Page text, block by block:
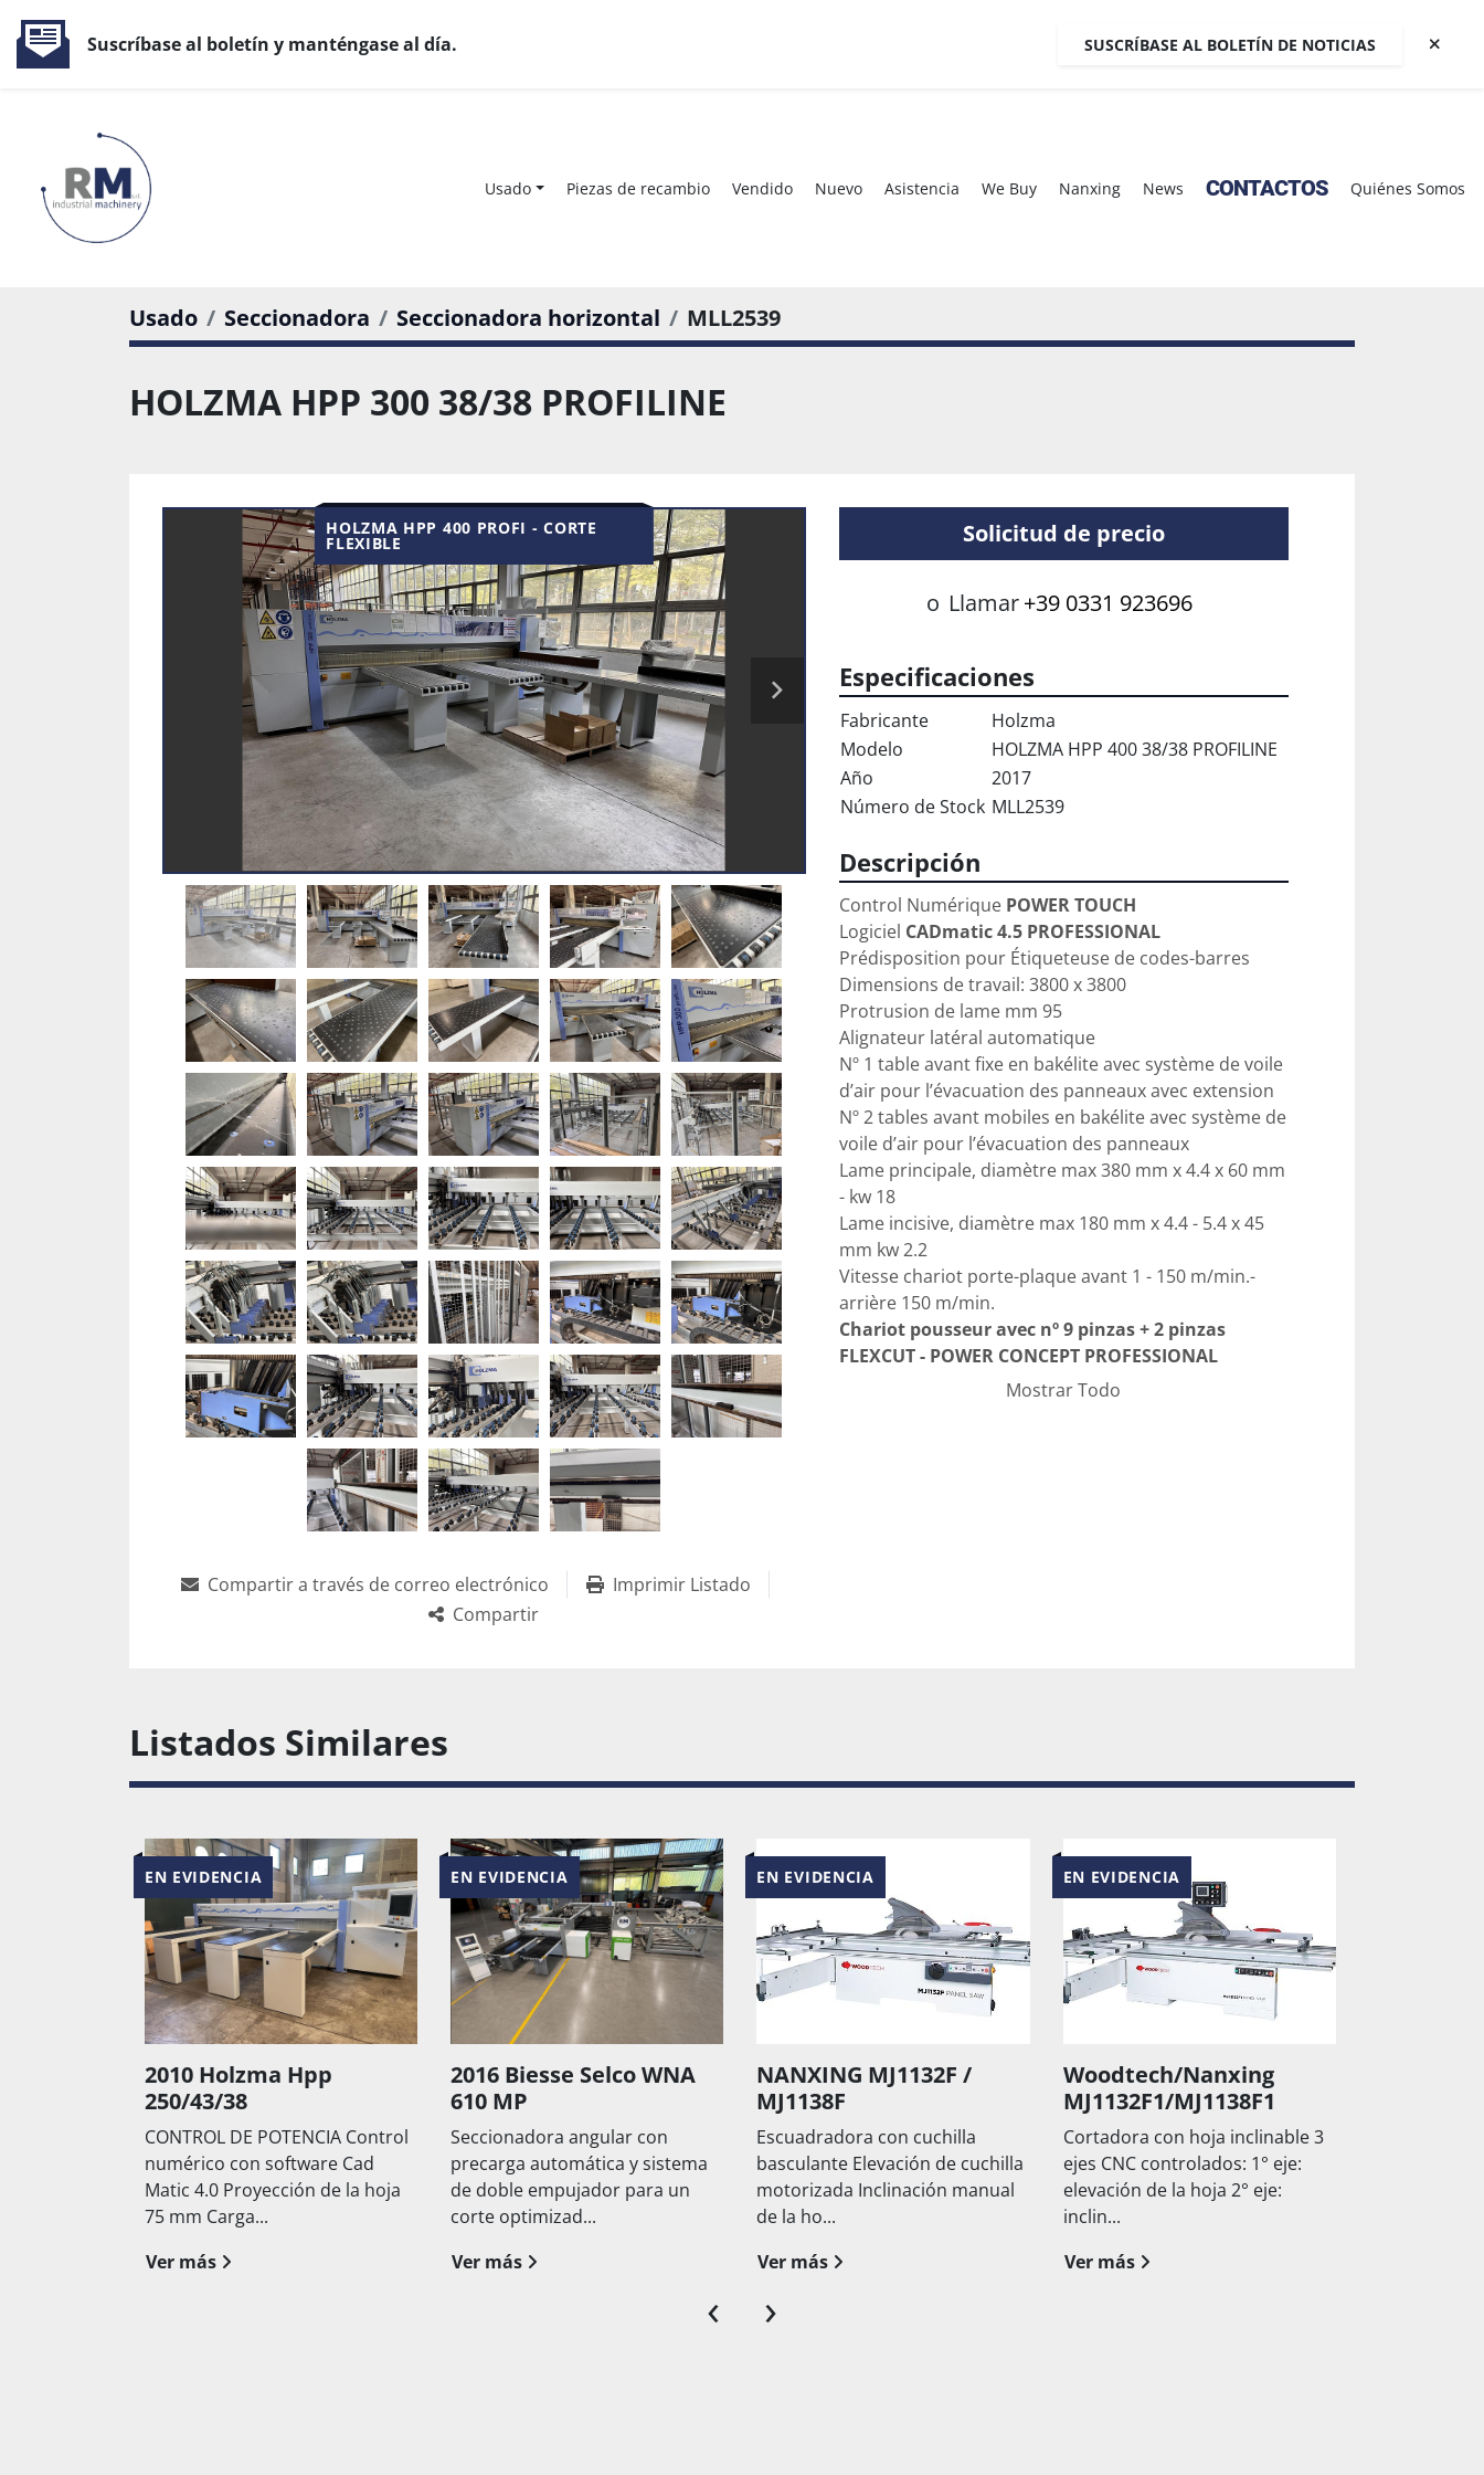
Suscríbase al boletín y manténgase al día. SUSCRÍBASE AL BOLETÍN DE NOTICIAS
Usado Piezas de recambio Vendido Nuevo Asistencia We Buy Nanxing News CONTACTOS Quiénes Somos
Usado Seccionadora Seccionadora horizontal MLL2539
HOLZMA HPP 300 38/38 PROFILINE
Solicitud de precio
o Llamar+39 0331 923696
HOLZMA HPP 400 PROFI - CORTE
FLEXIBLE
Compartir a través de correo electrónico
Imprimir Listado
Compartir
Especificaciones
Fabricante
Holzma
Modelo
HOLZMA HPP 400 38/38 PROFILINE
Año
2017
Número de Stock MLL2539
Descripción
Control Numérique POWER TOUCH
Logiciel CADmatic 4.5 PROFESSIONAL
Prédisposition pour Étiqueteuse de codes-barres
Dimensions de travail: 3800 x 3800
Protrusion de lame mm 95
Alignateur latéral automatique
Nº 1 table avant fixe en bakélite avec système de voile
d’air pour l’évacuation des panneaux avec extension
Nº 2 tables avant mobiles en bakélite avec système de
voile d’air pour l’évacuation des panneaux
Lame principale, diamètre max 380 mm x 4.4 x 60 mm
- kw 18
Lame incisive, diamètre max 180 mm x 4.4 - 5.4 x 45
mm kw 2.2
Vitesse chariot porte-plaque avant 1 - 150 m/min.-
arrière 150 m/min.
Chariot pousseur avec nº 9 pinzas + 2 pinzas
FLEXCUT - POWER CONCEPT PROFESSIONAL
Système SOFT TOUCH para paneles delicados
Mostrar Todo
Listados Similares
EN EVIDENCIA
2010 Holzma Hpp
250/43/38
CONTROL DE POTENCIA Control
numérico con software Cad
Matic 4.0 Proyección de la hoja
75 mm Carga...
Ver más
EN EVIDENCIA
2016 Biesse Selco WNA
610 MP
Seccionadora angular con
precarga automática y sistema
de doble empujador para un
corte optimizad...
Ver más
EN EVIDENCIA
NANXING MJ1132F /
MJ1138F
Escuadradora con cuchilla
basculante Elevación de cuchilla
motorizada Inclinación manual
de la ho...
Ver más
EN EVIDENCIA
Woodtech/Nanxing
MJ1132F1/MJ1138F1
Cortadora con hoja inclinable 3
ejes CNC controlados: 1° eje:
elevación de la hoja 2° eje:
inclin...
Ver más
Control numerico
‹ ›